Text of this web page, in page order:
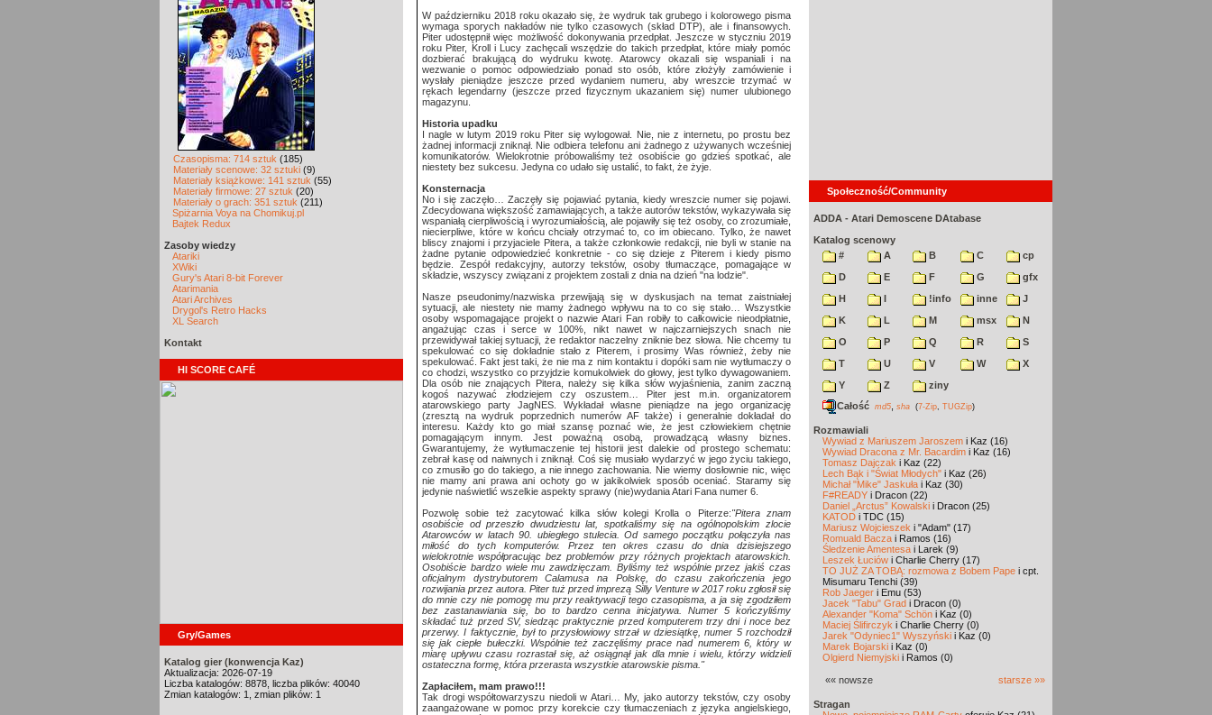
Czasopisma: 714 sztuk (185)
Materiały scenowe: 32 sztuki (9)
Materiały książkowe: 141 sztuk (55)
Materiały firmowe: 27 sztuk (20)
Materiały o grach: 351 sztuk (211)
Spiżarnia Voya na Chomikuj.pl
Bajtek Redux
Zasoby wiedzy
Atariki
XWiki
Gury's Atari 8-bit Forever
Atarimania
Atari Archives
Drygol's Retro Hacks
XL Search
Kontakt
HI SCORE CAFÉ
Gry/Games
Katalog gier (konwencja Kaz)
Aktualizacja: 2026-07-19
Liczba katalogów: 8878, liczba plików: 40040
Zmian katalogów: 1, zmian plików: 1
W październiku 2018 roku okazało się, że wydruk tak grubego i kolorowego pisma
wymaga sporych nakładów nie tylko czasowych (skład DTP), ale i finansowych.
Piter udostępnił więc możliwość dokonywania przedpłat. Jeszcze w styczniu 2019
roku Piter, Kroll i Lucy zachęcali wszędzie do takich przedpłat, które miały pomóc
dozbierać brakującą do wydruku kwotę. Atarowcy okazali się wspaniali i na
wezwanie o pomoc odpowiedziało ponad sto osób, które złożyły zamówienie i
wysłały pieniądze jeszcze przed wydaniem numeru, aby wreszcie trzymać w
rękach legendarny (jeszcze przed fizycznym ukazaniem się) numer ulubionego
magazynu.
Historia upadku
I nagle w lutym 2019 roku Piter się wylogował. Nie, nie z internetu, po prostu bez
żadnej informacji zniknął. Nie odbiera telefonu ani żadnego z używanych wcześniej
komunikatorów. Wielokrotnie próbowaliśmy też osobiście go gdzieś spotkać, ale
niestety bez sukcesu. Jedyna co udało się ustalić, to fakt, że żyje.
Konsternacja
No i się zaczęło… Zaczęły się pojawiać pytania, kiedy wreszcie numer się pojawi.
Zdecydowana większość zamawiających, a także autorów tekstów, wykazywała się
wspaniałą cierpliwością i wyrozumiałością, ale pojawiły się też osoby, co zrozumiałe,
niecierpliwe, które w końcu chciały otrzymać to, co im obiecano. Tylko, że nawet
bliscy znajomi i przyjaciele Pitera, a także członkowie redakcji, nie byli w stanie na
żadne pytanie odpowiedzieć konkretnie - co się dzieje z Piterem i kiedy pismo
będzie. Zespół redakcyjny, autorzy tekstów, osoby tłumaczące, pomagające w
składzie, wszyscy związani z projektem zostali z dnia na dzień "na lodzie".
Nasze pseudonimy/nazwiska przewijają się w dyskusjach na temat zaistniałej
sytuacji, ale niestety nie mamy żadnego wpływu na to co się stało… Wszystkie
osoby wspomagające projekt o nazwie Atari Fan robiły to całkowicie nieodpłatnie,
angażując czas i serce w 100%, nikt nawet w najczarniejszych snach nie
przewidywał takiej sytuacji, że redaktor naczelny zniknie bez słowa. Nie chcemy tu
spekulować co się dokładnie stało z Piterem, i prosimy Was również, żeby nie
spekulować. Fakt jest taki, że nie ma z nim kontaktu i dopóki sam nie wytłumaczy o
co chodzi, wszystko co przyjdzie komukolwiek do głowy, jest tylko dywagowaniem.
Dla osób nie znających Pitera, należy się kilka słów wyjaśnienia, zanim zaczną
kogoś nazywać złodziejem czy oszustem… Piter jest m.in. organizatorem
atarowskiego party JagNES. Wykładał własne pieniądze na jego organizację
(zresztą na wydruk poprzednich numerów AF także) i generalnie dokładał do
interesu. Każdy kto go miał szansę poznać wie, że jest człowiekiem chętnie
pomagającym innym. Jest poważną osobą, prowadzącą własny biznes.
Gwarantujemy, że wytłumaczenie tej historii jest dalekie od prostego schematu:
zebrał kasę od naiwnych i zniknął. Coś się musiało wydarzyć w jego życiu takiego,
co zmusiło go do takiego, a nie innego zachowania. Nie wiemy dosłownie nic, więc
nie mamy ani prawa ani ochoty go w jakikolwiek sposób oceniać. Staramy się
jedynie naświetlić wszelkie aspekty sprawy (nie)wydania Atari Fana numer 6.
Pozwolę sobie też zacytować kilka słów kolegi Krolla o Piterze:"Pitera znam
osobiście od przeszło dwudziestu lat, spotkaliśmy się na ogólnopolskim zlocie
Atarowców w latach 90. ubiegłego stulecia. Od samego początku połączyła nas
miłość do tych komputerów. Przez ten okres czasu do dnia dzisiejszego
wielokrotnie współpracując bez problemów przy różnych projektach atarowskich.
Osobiście bardzo wiele mu zawdzięczam. Byliśmy też wspólnie przez jakiś czas
oficjalnym dystrybutorem Calamusa na Polskę, do czasu zakończenia jego
rozwijania przez autora. Piter tuż przed imprezą Silly Venture w 2017 roku zgłosił się
do mnie czy nie pomogę mu przy reaktywacji tego czasopisma, a ja się zgodziłem
bez zastanawiania się, bo to bardzo cenna inicjatywa. Numer 5 kończyliśmy
składać tuż przed SV, siedząc praktycznie przed komputerem trzy dni i noce bez
przerwy. I faktycznie, był to przysłowiowy strzał w dziesiątkę, numer 5 rozchodził
się jak ciepłe bułeczki. Wspólnie też zaczęliśmy prace nad numerem 6, który w
miarę upływu czasu rozrastał się, aż osiągnął jak dla mnie i wielu, którzy widzieli
ostateczna formę, która przerasta wszystkie atarowskie pisma."
Zapłaciłem, mam prawo!!!
Tak drogi współtowarzyszu niedoli w Atari… My, jako autorzy tekstów, czy osoby
zaangażowane w pomoc przy korekcie czy tłumaczeniach z języka angielskiego,
Społeczność/Community
ADDA - Atari Demoscene DAtabase
Katalog scenowy
#
A B C
cp
D
E F G
gfx
H
I !info inne
J
K
L M msx
N
O
P Q R
S
T
U V W
X
Y
Z
ziny
Całość md5 sha (7-Zip TUGZip)
Rozmawiali
Wywiad z Mariuszem Jaroszem i Kaz (16)
Wywiad Dracona z Mr. Bacardim i Kaz (16)
Tomasz Dajczak i Kaz (22)
Lech Bąk i "Świat Młodych" i Kaz (26)
Michał "Mike" Jaskuła i Kaz (30)
F#READY i Dracon (22)
Daniel „Arctus” Kowalski i Dracon (25)
KATOD i TDC (15)
Mariusz Wojcieszek i "Adam" (17)
Romuald Bacza i Ramos (16)
Śledzenie Amentesa i Larek (9)
Leszek Łuciów i Charlie Cherry (17)
TO JUŻ ZA TOBĄ: rozmowa z Bobem Pape i cpt.
Misumaru Tenchi (39)
Rob Jaeger i Emu (53)
Jacek "Tabu" Grad i Dracon (0)
Alexander "Koma" Schön i Kaz (0)
Maciej Ślifirczyk i Charlie Cherry (0)
Jarek "Odyniec1" Wyszyński i Kaz (0)
Marek Bojarski i Kaz (0)
Olgierd Niemyjski i Ramos (0)
«« nowsze starsze »»
Stragan